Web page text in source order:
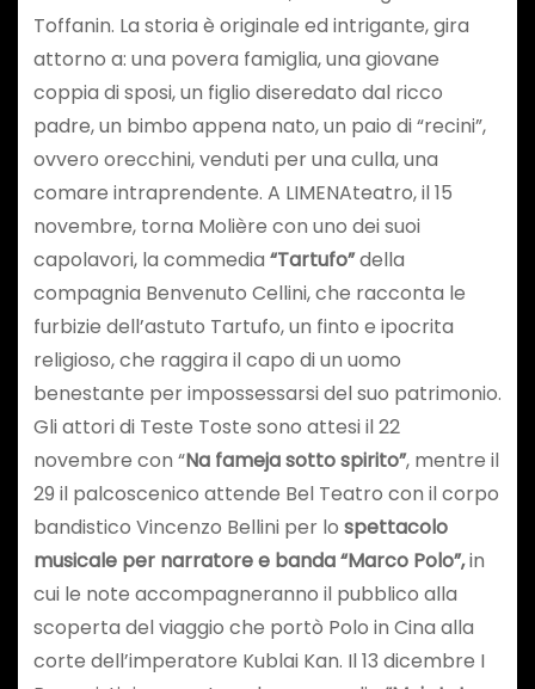
Toffanin. La storia è originale ed intrigante, gira
attorno a: una povera famiglia, una giovane
coppia di sposi, un figlio diseredato dal ricco
padre, un bimbo appena nato, un paio di “recini”,
ovvero orecchini, venduti per una culla, una
comare intraprendente. A LIMENAteatro, il 15
novembre, torna Molière con uno dei suoi
capolavori, la commedia “Tartufo”della
compagnia Benvenuto Cellini, che racconta le
furbizie dell’astuto Tartufo, un finto e ipocrita
religioso, che raggira il capo di un uomo
benestante per impossessarsi del suo patrimonio.
Gli attori di Teste Toste sono attesi il 22
novembre con “Na fameja sotto spirito”, mentre il
29 il palcoscenico attende Bel Teatro con il corpo
bandistico Vincenzo Bellini per lo spettacolo
musicale per narratore e banda “Marco Polo”,in
cui le note accompagneranno il pubblico alla
scoperta del viaggio che portò Polo in Cina alla
corte dell’imperatore Kublai Kan. Il 13 dicembre I